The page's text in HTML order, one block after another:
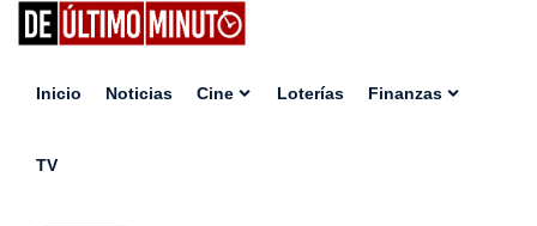
Inicio Noticias Cine Loterías Finanzas
TV